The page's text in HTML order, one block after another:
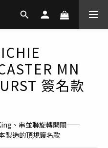
MN
簽名款
、串並聯旋轉開關——
製造的頂規簽名款